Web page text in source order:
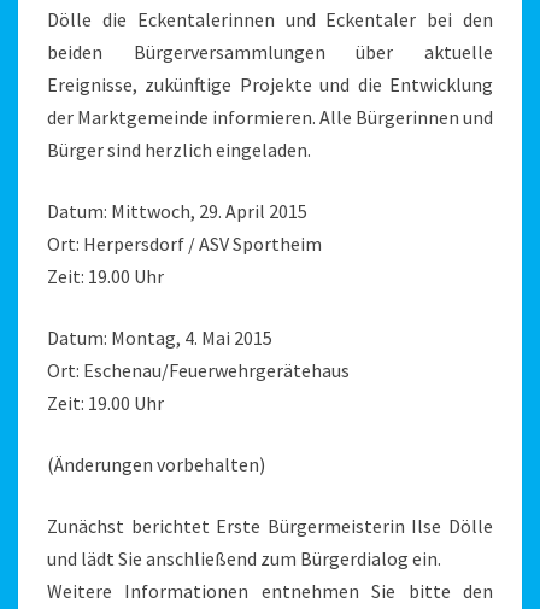
Dölle die Eckentalerinnen und Eckentaler bei den
beiden Bürgerversammlungen über aktuelle
Ereignisse, zukünftige Projekte und die Entwicklung
der Marktgemeinde informieren. Alle Bürgerinnen und
Bürger sind herzlich eingeladen.
Datum: Mittwoch, 29. April 2015
Ort: Herpersdorf / ASV Sportheim
Zeit: 19.00 Uhr
Datum: Montag, 4. Mai 2015
Ort: Eschenau/Feuerwehrgerätehaus
Zeit: 19.00 Uhr
(Änderungen vorbehalten)
Zunächst berichtet Erste Bürgermeisterin Ilse Dölle
und lädt Sie anschließend zum Bürgerdialog ein.
Weitere Informationen entnehmen Sie bitte den